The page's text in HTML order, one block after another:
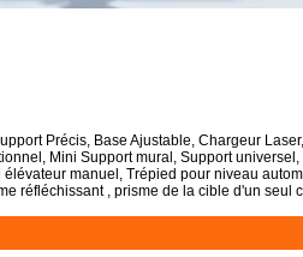
Précis, Base Ajustable, Chargeur
Mini Support mural, Support
manuel, Trépied pour niveau
réfléchissant , prisme de la cible d'un seul